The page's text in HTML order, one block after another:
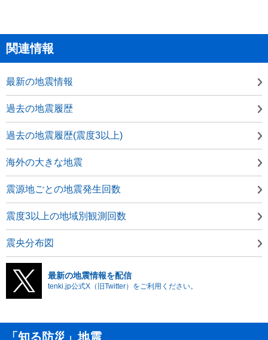
関連情報
最新の地震情報
過去の地震履歴
過去の地震履歴(震度3以上)
海外の大きな地震
震源地ごとの地震発生回数
震度3以上の地域別観測回数
震央分布図
最新の地震情報を配信
tenki.jp公式X（旧Twitter）をご利用ください。
「知る防災」地震